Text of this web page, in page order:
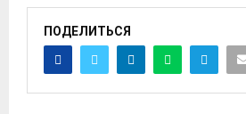
ПОДЕЛИТЬСЯ